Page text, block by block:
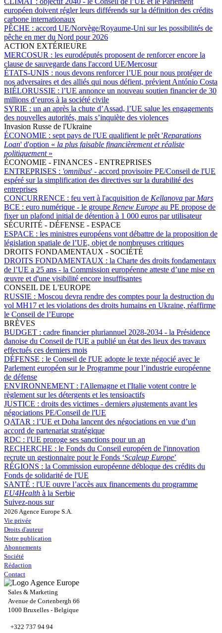
européen doivent régler leurs différends sur la définition des crédits
carbone internationaux
PÊCHE : accord UE/Norvège/Royaume-Uni sur les possibilités de
pêche en mer du Nord pour 2026
ACTION EXTÉRIEURE
MERCOSUR : les eurodéputés proposent de renforcer encore la
clause de sauvegarde dans l'accord UE/Mercosur
ÉTATS-UNIS : nous devons renforcer l’UE pour nous protéger de
nos adversaires et des alliés qui nous défient, prévient António Costa
BIÉLORUSSIE : l’UE annonce un nouveau soutien financier de 30
millions d’euros à la société civile
SYRIE : un an après la chute d’Assad, l’UE salue les engagements
des nouvelles autorités, mais s’inquiète des violences
Invasion Russe de l'Ukraine
ÉCONOMIE : sept pays de l'UE qualifient le prêt 'Reparations
Loan' d'option « la plus faisable financièrement et réaliste
politiquement »
ÉCONOMIE - FINANCES - ENTREPRISES
ENTREPRISES : 'omnibus' - accord provisoire PE/Conseil de l'UE
espéré sur la simplification des directives sur la durabilité des
entreprises
CONCURRENCE : feu vert à l'acquisition de Kellanova par Mars
BCE : euro numérique - le groupe Renew Europe au PE propose de
fixer un plafond initial de détention à 1 000 euros par utilisateur
SÉCURITÉ - DÉFENSE - ESPACE
ESPACE : les ministres européens vont débattre de la proposition de
législation spatiale de l’UE, objet de nombreuses critiques
DROITS FONDAMENTAUX - SOCIÉTÉ
DROITS FONDAMENTAUX : la Charte des droits fondamentaux
de l’UE a 25 ans - la Commission européenne atteste d’une mise en
œuvre et d'une visibilité encore insuffisantes
CONSEIL DE L'EUROPE
RUSSIE : Moscou devra rendre des comptes pour la destruction du
vol MH17 et les violations des droits humains en Ukraine, réaffirme
le Conseil de l’Europe
BRÈVES
BUDGET : cadre financier pluriannuel 2028-2034 - la Présidence
danoise du Conseil de l'UE a publié un état des lieux des travaux
effectués ces derniers mois
DÉFENSE : le Conseil de l'UE adopte le texte négocié avec le
Parlement européen sur le Programme pour l’industrie européenne
de défense
ENVIRONNEMENT : l'Allemagne et l'Italie votent contre le
règlement sur les détergents et les tensioactifs
JUSTICE : droits des victimes - derniers ajustements avant les
négociations PE/Conseil de l'UE
QATAR : l’UE et Doha lancent des négociations en vue d’un
accord de partenariat stratégique
RDC : l'UE proroge ses sanctions pour un an
RECHERCHE : le Fonds du Conseil européen de l'innovation
recrute un gestionnaire pour le Fonds ‘Scaleup Europe’
RÉGIONS : la Commission européenne débloque des crédits du
Fonds de solidarité de l'UE
SANTÉ : l'UE ouvre l’accès aux financements du programme
EU4Health à la Serbie
Suivez-nous sur
2026 Agence Europe S.A.
Vie privée
Droits d'auteur
Notre publication
Abonnements
Société
Rédaction
Contact
Sales & Marketing
Avenue de Cortenbergh 66
1000 Bruxelles - Belgique
+322 737 94 94